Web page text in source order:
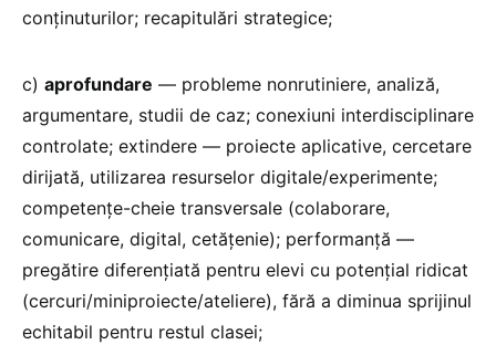
conținuturilor; recapitulări strategice;
c) aprofundare — probleme nonrutiniere, analiză,
argumentare, studii de caz; conexiuni interdisciplinare
controlate; extindere — proiecte aplicative, cercetare
dirijată, utilizarea resurselor digitale/experimente;
competențe-cheie transversale (colaborare,
comunicare, digital, cetățenie); performanță —
pregătire diferențiată pentru elevi cu potențial ridicat
(cercuri/miniproiecte/ateliere), fără a diminua sprijinul
echitabil pentru restul clasei;